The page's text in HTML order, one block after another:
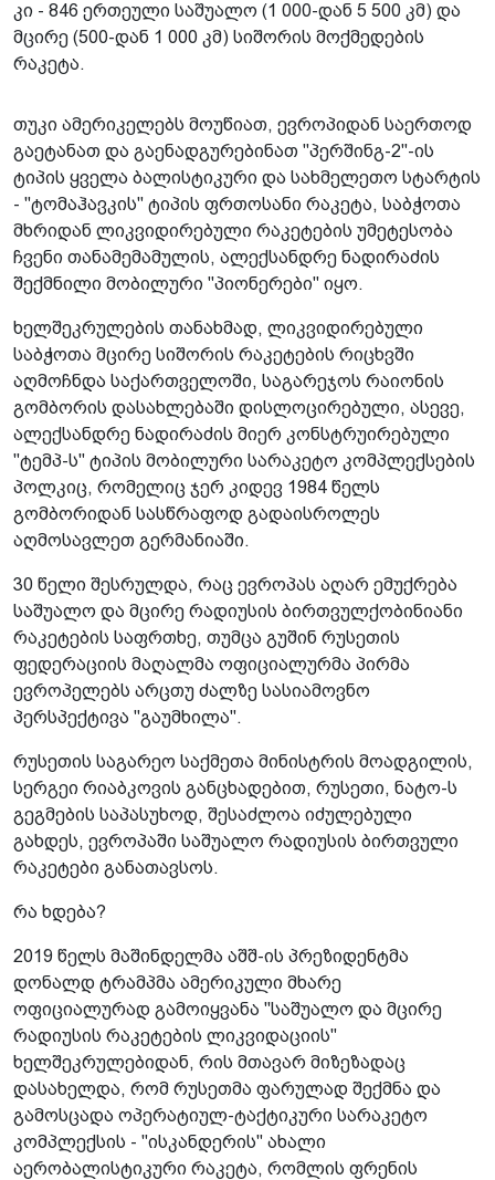
კი - 846 ერთეული საშუალო (1 000-დან 5 500 კმ) და
მცირე (500-დან 1 000 კმ) სიშორის მოქმედების
რაკეტა.
თუკი ამერიკელებს მოუწიათ, ევროპიდან საერთოდ
გაეტანათ და გაენადგურებინათ "პერშინგ-2"-ის
ტიპის ყველა ბალისტიკური და სახმელეთო სტარტის
- "ტომაჰავკის" ტიპის ფრთოსანი რაკეტა, საბჭოთა
მხრიდან ლიკვიდირებული რაკეტების უმეტესობა
ჩვენი თანამემამულის, ალექსანდრე ნადირაძის
შექმნილი მობილური "პიონერები" იყო.
ხელშეკრულების თანახმად, ლიკვიდირებული
საბჭოთა მცირე სიშორის რაკეტების რიცხვში
აღმოჩნდა საქართველოში, საგარეჯოს რაიონის
გომბორის დასახლებაში დისლოცირებული, ასევე,
ალექსანდრე ნადირაძის მიერ კონსტრუირებული
"ტემპ-ს" ტიპის მობილური სარაკეტო კომპლექსების
პოლკიც, რომელიც ჯერ კიდევ 1984 წელს
გომბორიდან სასწრაფოდ გადაისროლეს
აღმოსავლეთ გერმანიაში.
30 წელი შესრულდა, რაც ევროპას აღარ ემუქრება
საშუალო და მცირე რადიუსის ბირთვულქობინიანი
რაკეტების საფრთხე, თუმცა გუშინ რუსეთის
ფედერაციის მაღალმა ოფიციალურმა პირმა
ევროპელებს არცთუ ძალზე სასიამოვნო
პერსპექტივა "გაუმხილა".
რუსეთის საგარეო საქმეთა მინისტრის მოადგილის,
სერგეი რიაბკოვის განცხადებით, რუსეთი, ნატო-ს
გეგმების საპასუხოდ, შესაძლოა იძულებული
გახდეს, ევროპაში საშუალო რადიუსის ბირთვული
რაკეტები განათავსოს.
რა ხდება?
2019 წელს მაშინდელმა აშშ-ის პრეზიდენტმა
დონალდ ტრამპმა ამერიკული მხარე
ოფიციალურად გამოიყვანა "საშუალო და მცირე
რადიუსის რაკეტების ლიკვიდაციის"
ხელშეკრულებიდან, რის მთავარ მიზეზადაც
დასახელდა, რომ რუსეთმა ფარულად შექმნა და
გამოსცადა ოპერატიულ-ტაქტიკური სარაკეტო
კომპლექსის - "ისკანდერის" ახალი
აერობალისტიკური რაკეტა, რომლის ფრენის